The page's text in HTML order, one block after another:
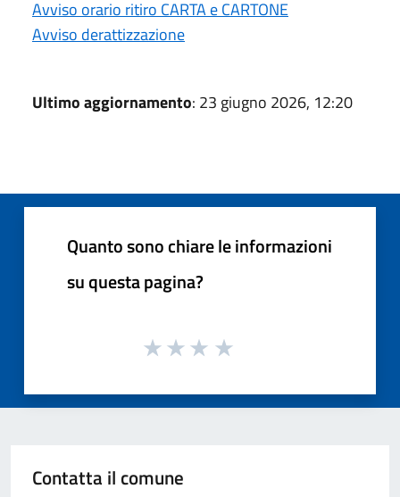
Avviso orario ritiro CARTA e CARTONE
Avviso derattizzazione
Ultimo aggiornamento: 23 giugno 2026, 12:20
Quanto sono chiare le informazioni
su questa pagina?
Contatta il comune